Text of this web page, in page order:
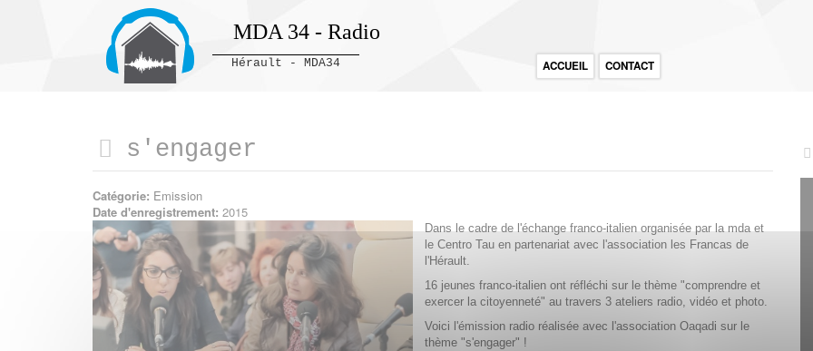
MDA 34 - Radio
Hérault - MDA34 ACCUEIL CONTACT
s'engager
Catégorie: Emission
Date d'enregistrement: 2015
Dans le cadre de l'échange franco-italien organisée par la mda et
le Centro Tau en partenariat avec l'association les Francas de
l'Hérault.
16 jeunes franco-italien ont réfléchi sur le thème "comprendre et
exercer la citoyenneté" au travers 3 ateliers radio, vidéo et photo.
Voici l'émission radio réalisée avec l'association Oaqadi sur le
thème "s'engager" !